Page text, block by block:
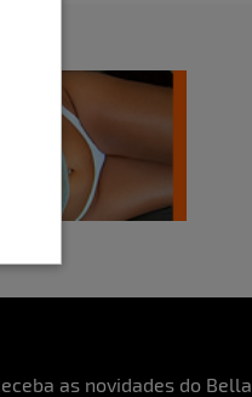
as novidades do Bella